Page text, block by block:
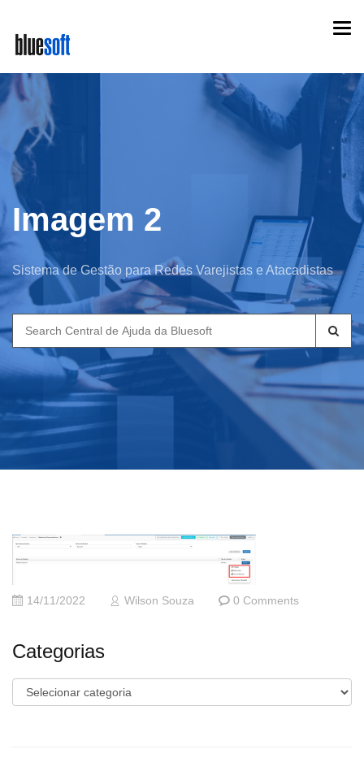
main
content
Imagem 2
Sistema de Gestão para Redes Varejistas e Atacadistas
Search
for:
14/11/2022 Wilson Souza 0 Comments
Categorias
Categorias